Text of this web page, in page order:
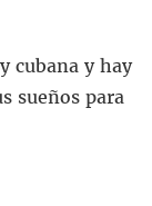
cubana y hay
sueños para